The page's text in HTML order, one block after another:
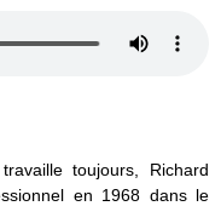
toujours, Richard
en 1968 dans le